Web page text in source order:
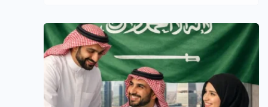
ذات مسؤولية محدودة ولماذا يختارها
المستثمرون؟ قبل البدء في إجراءات
التأسيس، من المهم أن تفهم طبيعة هذا
الشكل القانوني وما يميزه. تعريف الشركة
ذات المسؤولية المحدودة الشركة ذات